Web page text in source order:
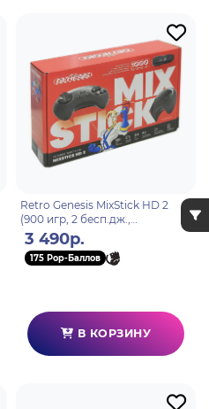
Retro Genesis MixStick HD 2
(900 игр, 2 бесп.дж.,
сохранения, HDMI, 8+16Bit,
Rewind) model: RS8
3 490р.
175 Pop-Баллов
В КОРЗИНУ